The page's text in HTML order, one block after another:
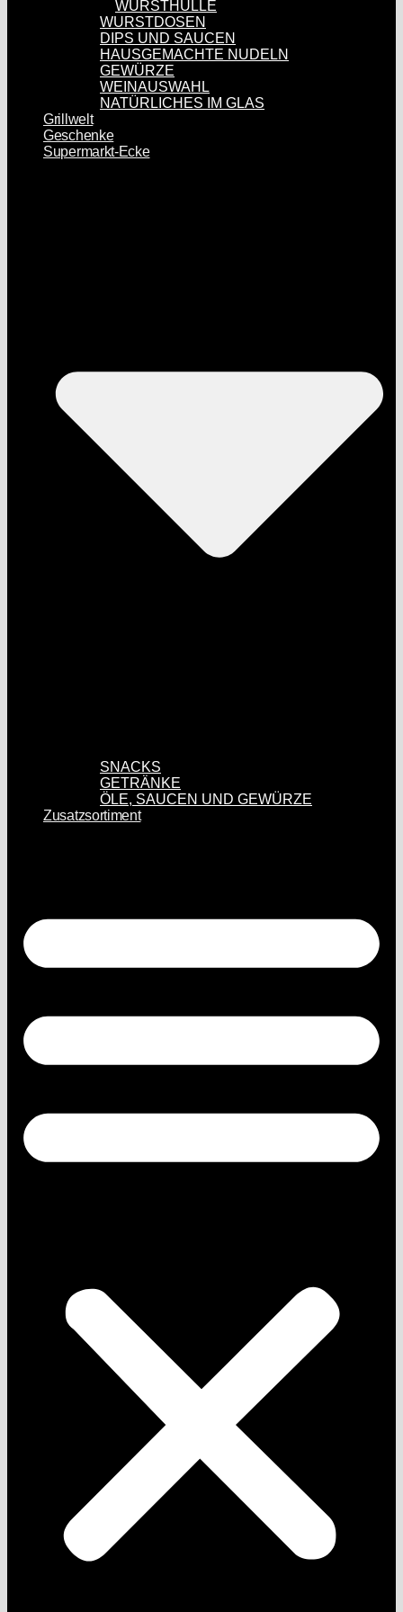
WURSTHÜLLE
WURSTDOSEN
DIPS UND SAUCEN
HAUSGEMACHTE NUDELN
GEWÜRZE
WEINAUSWAHL
NATÜRLICHES IM GLAS
Grillwelt
Geschenke
Supermarkt-Ecke
SNACKS
GETRÄNKE
ÖLE, SAUCEN UND GEWÜRZE
Zusatzsortiment